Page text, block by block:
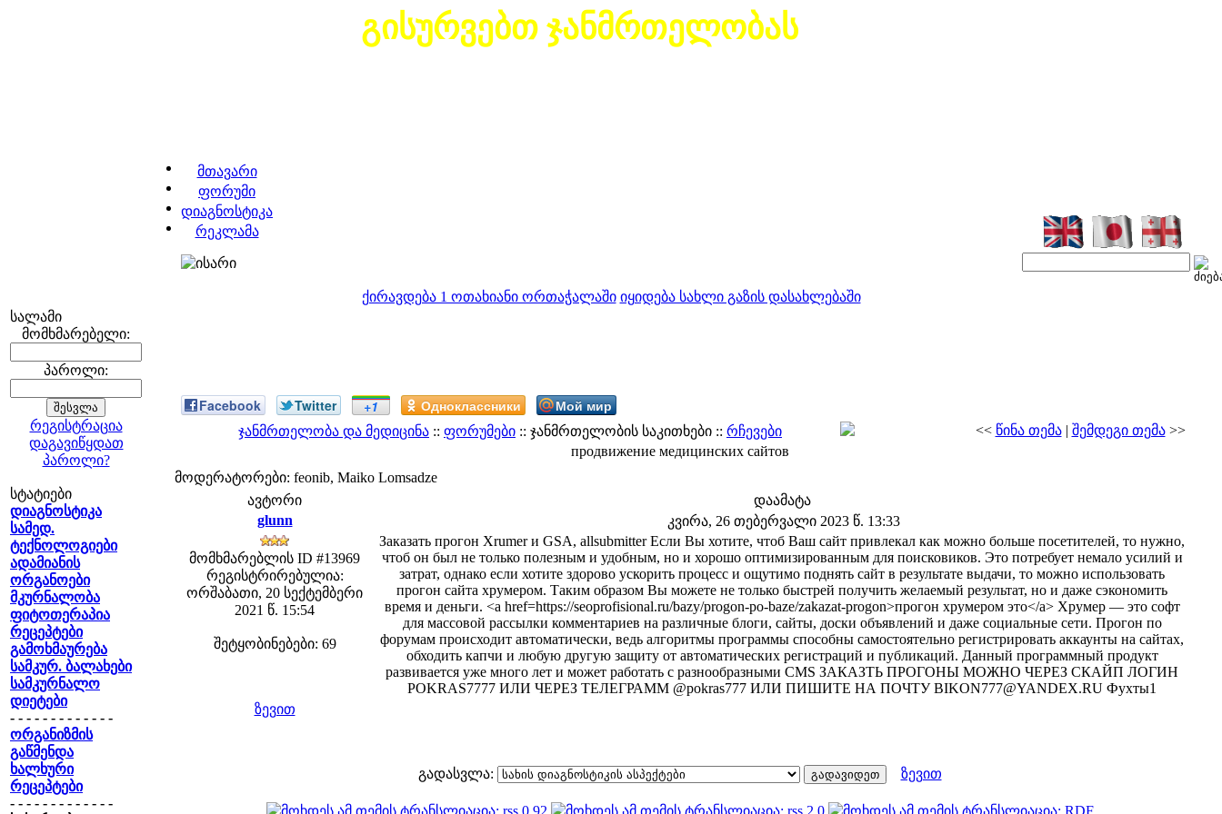
გისურვებთ ჯანმრთელობას
მთავარი
ფორუმი
დიაგნოსტიკა
რეკლამა
ქირავდება 1 ოთახიანი ორთაჭალაში იყიდება სახლი გაზის დასახლებაში
სალამი
მომხმარებელი:
პაროლი:
რეგისტრაცია
დაგავიწყდათ
პაროლი?
სტატიები
დიაგნოსტიკა
სამედ.
ტექნოლოგიები
ადამიანის
ორგანოები
მკურნალობა
ფიტოთერაპია
რეცეპტები
გამოხმაურება
სამკურ. ბალახები
სამკურნალო
დიეტები
- - - - - - - - - - - - -
ორგანიზმის
გაწმენდა
ხალხური
რეცეპტები
- - - - - - - - - - - - -
Facebook Twitter +1 Одноклассники Мой мир
ჯანმრთელობა და მედიცინა :: ფორუმები :: ჯანმრთელობის საკითხები :: რჩევები << წინა თემა| შემდეგი თემა>>
продвижение медицинских сайтов
მოდერატორები: feonib, Maiko Lomsadze
ავტორი
დაამატა
glunn
კვირა, 26 თებერვალი 2023 წ. 13:33
მომხმარებლის ID #13969
რეგისტრირებულია:
ორშაბათი, 20 სექტემბერი
2021 წ. 15:54
შეტყობინებები: 69
Заказать прогон Xrumer и GSA, allsubmitter Если Вы хотите, чтоб Ваш сайт привлекал как можно больше посетителей, то нужно,
чтоб он был не только полезным и удобным, но и хорошо оптимизированным для поисковиков. Это потребует немало усилий и
затрат, однако если хотите здорово ускорить процесс и ощутимо поднять сайт в результате выдачи, то можно использовать
прогон сайта хрумером. Таким образом Вы можете не только быстрей получить желаемый результат, но и даже сэкономить
время и деньги. <a href=https://seoprofisional.ru/bazy/progon-po-baze/zakazat-progon>прогон хрумером это</a> Хрумер — это софт
для массовой рассылки комментариев на различные блоги, сайты, доски объявлений и даже социальные сети. Прогон по
форумам происходит автоматически, ведь алгоритмы программы способны самостоятельно регистрировать аккаунты на сайтах,
обходить капчи и любую другую защиту от автоматических регистраций и публикаций. Данный программный продукт
развивается уже много лет и может работать с разнообразными CMS ЗАКАЗТЬ ПРОГОНЫ МОЖНО ЧЕРЕЗ СКАЙП ЛОГИН
POKRAS7777 ИЛИ ЧЕРЕЗ ТЕЛЕГРАММ @pokras777 ИЛИ ПИШИТЕ НА ПОЧТУ BIKON777@YANDEX.RU Фухты1
ზევით
გადასვლა: ზევით